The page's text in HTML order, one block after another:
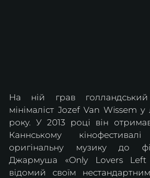
На ній грав
мінімаліст Jozef Van Wissem у
року. У 2013 році він
Каннському
оригінальну музику до
Джармуша «Only Lovers Left
відомий своїм